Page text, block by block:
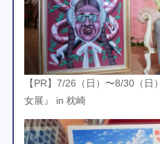
【PR】7/26（日）〜8/30（
女展』 in 枕崎